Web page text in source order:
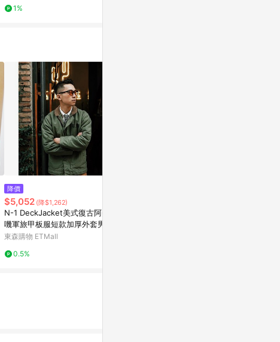
1%
降價
$5,052 (降$1,262)
N-1 DeckJacket美式復古阿美咔
嘰軍旅甲板服短款加厚外套男女
夾克
東森購物 ETMall
0.5%